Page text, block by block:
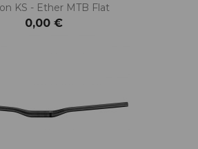
KS - Ether MTB Flat
0,00 €